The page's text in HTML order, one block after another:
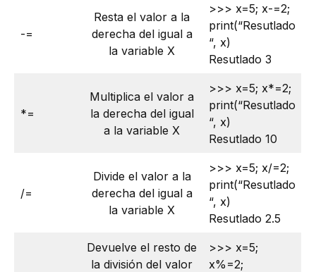
-=
Resta el valor a la
derecha del igual a
la variable X
>>> x=5; x-=2;
print(“Resutlado
“, x)
Resutlado 3
*=
Multiplica el valor a
la derecha del igual
a la variable X
>>> x=5; x*=2;
print(“Resutlado
“, x)
Resutlado 10
/=
Divide el valor a la
derecha del igual a
la variable X
>>> x=5; x/=2;
print(“Resutlado
“, x)
Resutlado 2.5
Devuelve el resto de
la división del valor
>>> x=5;
x%=2;